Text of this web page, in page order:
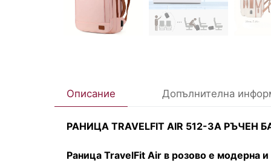
Описание Допълнителна
РАНИЦА TRAVELFIT AIR 512-ЗА РЪЧЕН
Раница TravelFit Air в розово е модерна